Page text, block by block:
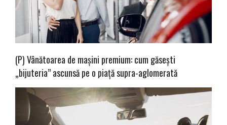
(P) Vânătoarea de mașini premium: cum găsești
„bijuteria” ascunsă pe o piață supra-aglomerată